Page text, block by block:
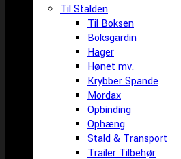
Til Stalden
Til Boksen
Boksgardin
Hager
Hønet mv.
Krybber Spande
Mordax
Opbinding
Ophæng
Stald & Transport
Trailer Tilbehør